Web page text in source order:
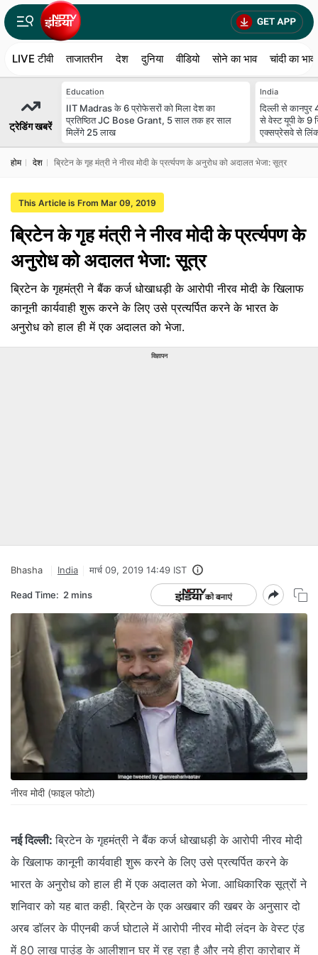
LIVE टीवी ताजातरीन देश दुनिया वीडियो सोने का भाव चांदी का भाव
ट्रेडिंग खबरें
Education
IIT Madras के 6 प्रोफेसरों को मिला देश का
प्रतिष्ठित JC Bose Grant, 5 साल तक हर साल
मिलेंगे 25 लाख
India
दिल्ली से
से वेस्ट यूपी के 9
एक्सप्रेसवे से
होम देश ब्रिटेन के गृह मंत्री ने नीरव मोदी के प्रर्त्यपण के अनुरोध को अदालत भेजा: सूत्र
This Article is From Mar 09, 2019
ब्रिटेन के गृह मंत्री ने नीरव मोदी के प्रर्त्यपण के
अनुरोध को अदालत भेजा: सूत्र
ब्रिटेन के गृहमंत्री ने बैंक कर्ज धोखाधड़ी के आरोपी नीरव मोदी के खिलाफ
कानूनी कार्यवाही शुरू करने के लिए उसे प्रत्यर्पित करने के भारत के
अनुरोध को हाल ही में एक अदालत को भेजा.
विज्ञापन
Bhasha India मार्च 09, 2019 14:49 IST
Read Time: 2 mins
नीरव मोदी (फाइल फोटो)
नई दिल्ली: ब्रिटेन के गृहमंत्री ने बैंक कर्ज धोखाधड़ी के आरोपी नीरव मोदी
के खिलाफ कानूनी कार्यवाही शुरू करने के लिए उसे प्रत्यर्पित करने के
भारत के अनुरोध को हाल ही में एक अदालत को भेजा. आधिकारिक सूत्रों ने
शनिवार को यह बात कही. ब्रिटेन के एक अखबार की खबर के अनुसार दो
अरब डॉलर के पीएनबी कर्ज घोटाले में आरोपी नीरव मोदी लंदन के वेस्ट एंड
में 80 लाख पाउंड के आलीशान घर में रह रहा है और नये हीरा कारोबार में